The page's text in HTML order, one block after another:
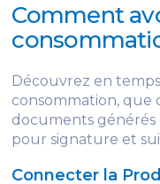
Comment
Découvrez en
consommation, que
documents
pour signature et
Connecter la